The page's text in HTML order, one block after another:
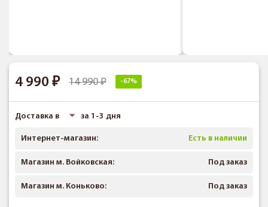
4 990 14 990 -67%
Доставка в за 1-3 дня
Интернет-магазин: Есть в наличии
Магазин м. Войковская: Под заказ
Магазин м. Коньково: Под заказ